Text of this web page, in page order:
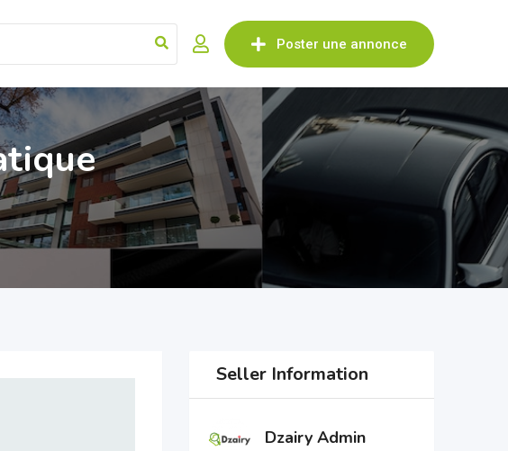
Poster une annonce
Seller Information
Dzairy Admin